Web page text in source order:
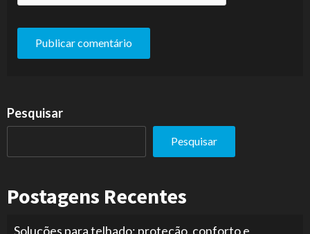
Pesquisar
Pesquisar
Postagens Recentes
Soluções para telhado: proteção, conforto e